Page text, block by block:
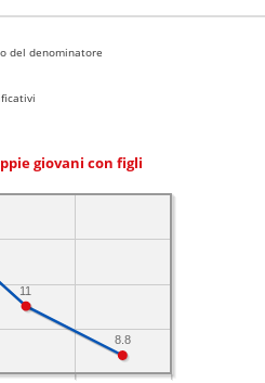
del denominatore
giovani con figli
8.8
11